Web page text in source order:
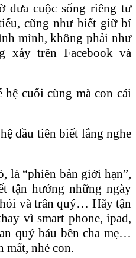
đưa cuộc sống riêng tư
cũng như biết giữ bí
mình, không phải như
xảy trên Facebook và
cuối cùng mà con cái
đầu tiên biết lắng nghe
là “phiên bản giới hạn”,
tận hưởng những ngày
và trân quý… Hãy tận
vì smart phone, ipad,
quý báu bên cha mẹ…
mất, nhé con.